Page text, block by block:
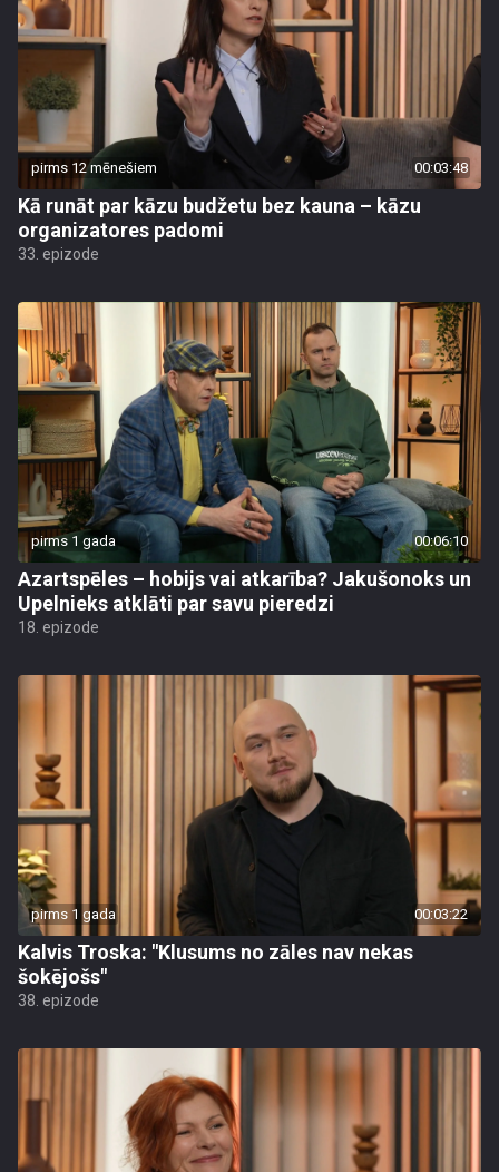
pirms 12 mēnešiem 00:03:48
Kā runāt par kāzu budžetu bez kauna – kāzu
organizatores padomi
33. epizode
pirms 1 gada 00:06:10
Azartspēles – hobijs vai atkarība? Jakušonoks un
Upelnieks atklāti par savu pieredzi
18. epizode
pirms 1 gada 00:03:22
Kalvis Troska: "Klusums no zāles nav nekas
šokējošs"
38. epizode